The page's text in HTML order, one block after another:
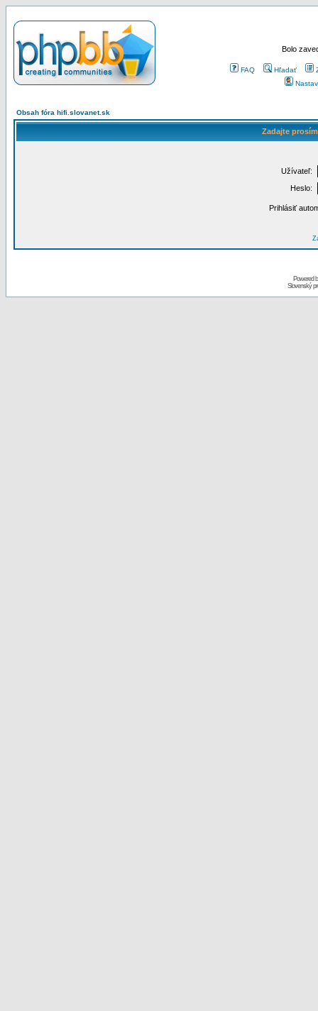
Bolo
FAQ Hľadať
Obsah fóra hifi.slovanet.sk
Zadajte
Užívateľ:
Heslo:
Prihlásiť
Powered
Slovenský